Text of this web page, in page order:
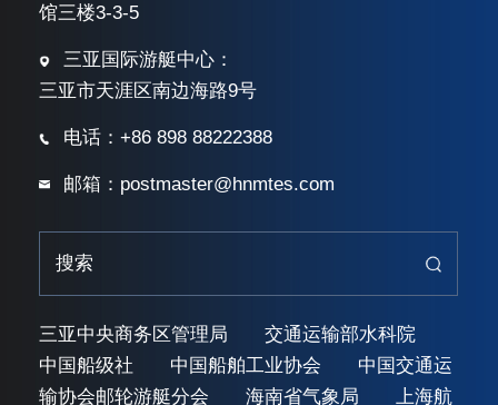
馆三楼3-3-5
三亚国际游艇中心：
三亚市天涯区南边海路9号
电话：+86 898 88222388
邮箱：postmaster@hnmtes.com
三亚中央商务区管理局
交通运输部水科院
中国船级社
中国船舶工业协会
中国交通运
输协会邮轮游艇分会
海南省气象局 上海航